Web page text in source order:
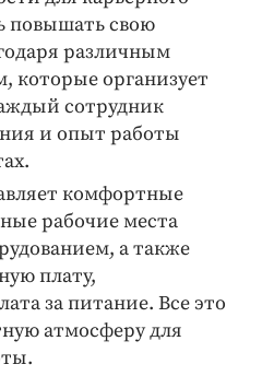
повышать свою
различным
которые организует
сотрудник
и опыт работы
комфортные
рабочие места
а также
плату,
за питание. Все это
атмосферу для